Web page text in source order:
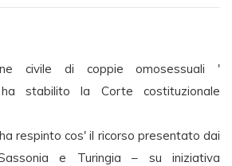
civile di coppie omosessuali '
stabilito la Corte costituzionale
respinto cos' il ricorso presentato dai
e Turingia – su iniziativa